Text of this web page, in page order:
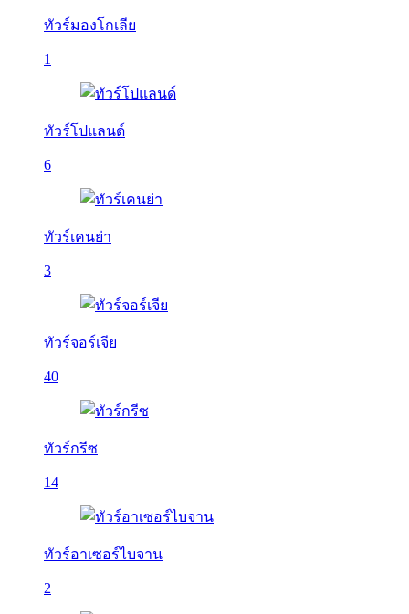
ทัวร์มองโกเลีย
1
ทัวร์โปแลนด์
6
ทัวร์เคนย่า
3
ทัวร์จอร์เจีย
40
ทัวร์กรีซ
14
ทัวร์อาเซอร์ไบจาน
2